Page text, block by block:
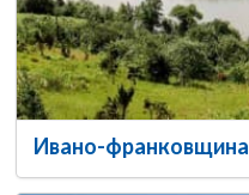
Ивано-франковщина